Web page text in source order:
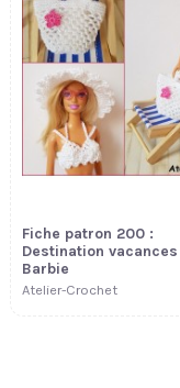
Fiche patron 200 :
Destination vacances
Barbie
Atelier-Crochet